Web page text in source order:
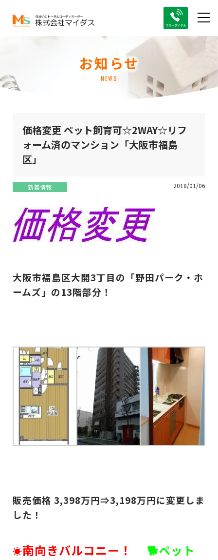
お知らせ
NEWS
価格変更 ペット飼育可☆2WAY☆リフ
ォーム済のマンション「大阪市福島
区」
新着情報 2018/01/06
大阪市福島区大開3丁目の「野田パーク・ホ
ームズ」の13階部分！
販売価格 3,398万円⇒3,198万円に変更しま
した！
☀南向きバルコニー！
🐕ペット